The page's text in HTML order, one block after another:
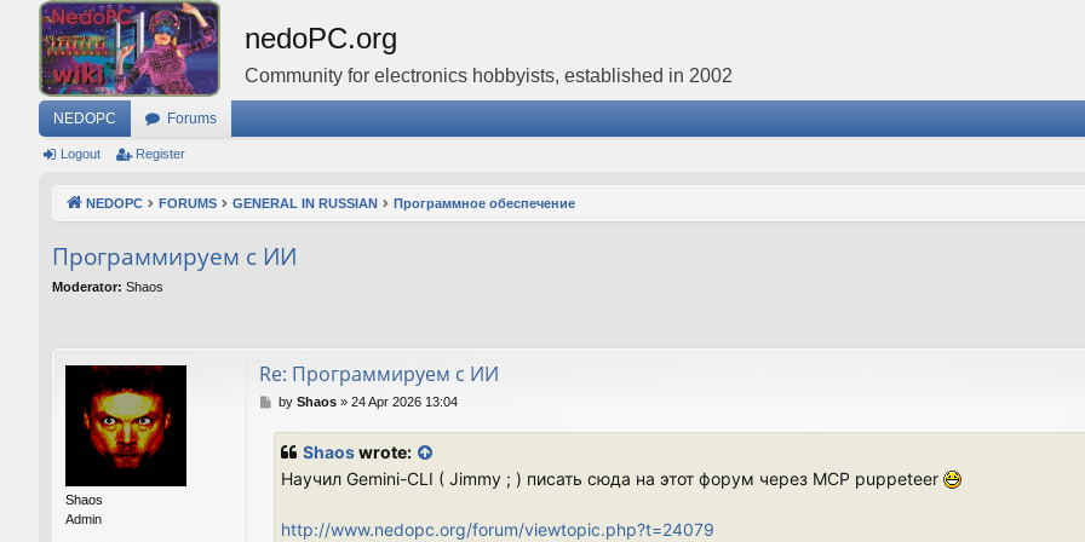
nedoPC.org
Community for electronics hobbyists, established in 2002
NEDOPC Forums
Logout Register
NEDOPC FORUMS GENERAL IN RUSSIAN Программное обеспечение
Программируем с ИИ
Moderator: Shaos
Shaos
Admin
Re: Программируем с ИИ
Pby Shaos» 24 Apr 2026 13:04
Shaoswrote:
Научил Gemini-CLI ( Jimmy ; ) писать сюда на этот форум через MCP puppeteer
http://www.nedopc.org/forum/viewtopic.php?t=24079